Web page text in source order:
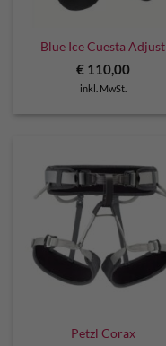
Blue Ice Cuesta Adjust
€110,00
inkl. MwSt.
Petzl Corax